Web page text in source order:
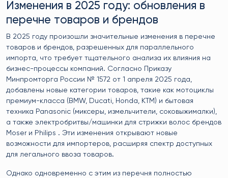
Изменения в 2025 году: обновления в
перечне товаров и брендов
В 2025 году произошли значительные изменения в перечне
товаров и брендов, разрешенных для параллельного
импорта, что требует тщательного анализа их влияния на
бизнес-процессы компаний. Согласно Приказу
Минпромторга России № 1572 от 1 апреля 2025 года,
добавлены новые категории товаров, такие как мотоциклы
премиум-класса (BMW, Ducati, Honda, KTM) и бытовая
техника Panasonic (миксеры, измельчители, соковыжималки),
а также электробритвы/машинки для стрижки волос брендов
Moser и Philips . Эти изменения открывают новые
возможности для импортеров, расширяя спектр доступных
для легального ввоза товаров.
Однако одновременно с этим из перечня полностью